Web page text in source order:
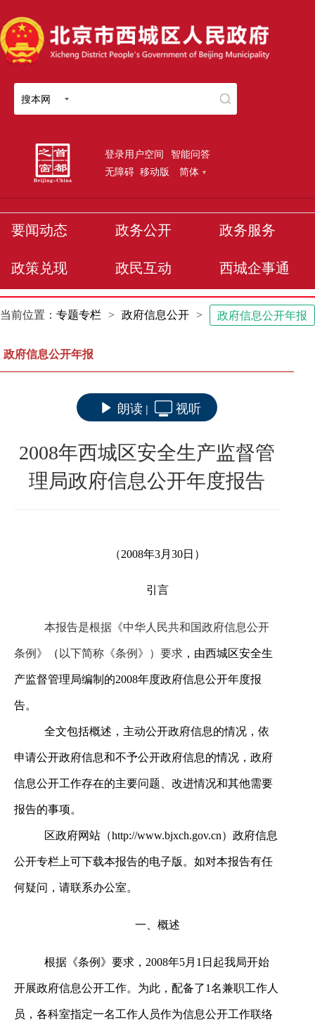
搜本网
登录用户空间 智能问答
无障碍 移动版 简体
要闻动态 政务公开 政务服务
政策兑现 政民互动 西城企事通
当前位置： 专题专栏 > 政府信息公开 > 政府信息公开年报
政府信息公开年报
朗读 | 视听
2008年西城区安全生产监督管
理局政府信息公开年度报告
（2008年3月30日）
引言
本报告是根据《中华人民共和国政府信息公开
条例》 （ 以下简称《条例》）要求 ，由西城区安全生
产监督管理局编制的2008年度政府信息公开年度报
告。
全文包括概述，主动公开政府信息的情况，依
申请公开政府信息和不予公开政府信息的情况，政府
信息公开工作存在的主要问题、改进情况和其他需要
报告的事项。
区政府网站（http://www.bjxch.gov.cn）政府信息
公开专栏上可下载本报告的电子版。如对本报告有任
何疑问，请联系办公室。
一、概述
根据《条例》要求，2008年5月1日起我局开始
开展政府信息公开工作。为此，配备了1名兼职工作人
员，各科室指定一名工作人员作为信息公开工作联络